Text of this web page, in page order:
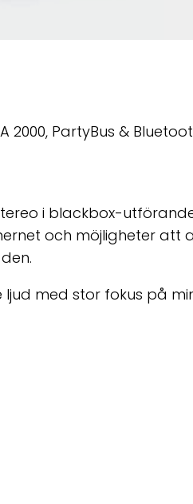
2000, PartyBus &
i blackbox-
och möjligheter att
med stor fokus på